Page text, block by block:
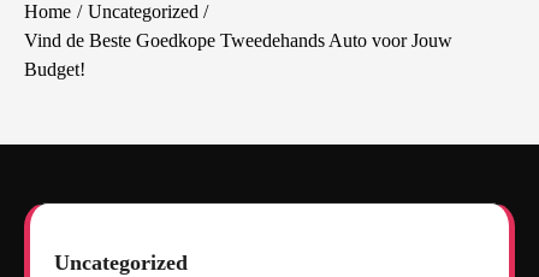
Home
Uncategorized
Vind de Beste Goedkope Tweedehands Auto voor Jouw
Budget!
Uncategorized